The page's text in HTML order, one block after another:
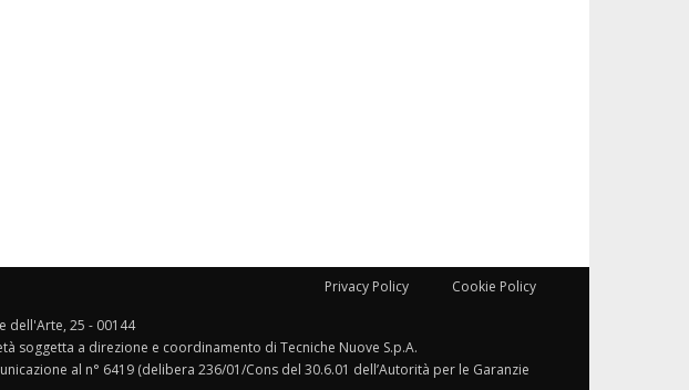
Privacy Policy Cookie Policy
dell'Arte, 25 - 00144
soggetta a direzione e coordinamento di Tecniche Nuove S.p.A.
al n° 6419 (delibera 236/01/Cons del 30.6.01 dell’Autorità per le Garanzie